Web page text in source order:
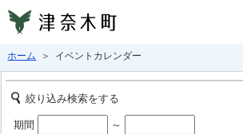
ホーム ＞ イベントカレンダー
絞り込み検索をする
期間 ～